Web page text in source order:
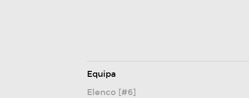
Equipa
Elenco [#6]